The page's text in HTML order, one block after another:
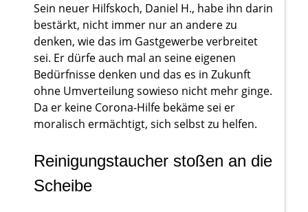
Sein neuer Hilfskoch, Daniel H., habe ihn darin
bestärkt, nicht immer nur an andere zu
denken, wie das im Gastgewerbe verbreitet
sei. Er dürfe auch mal an seine eigenen
Bedürfnisse denken und das es in Zukunft
ohne Umverteilung sowieso nicht mehr ginge.
Da er keine Corona-Hilfe bekäme sei er
moralisch ermächtigt, sich selbst zu helfen.
Reinigungstaucher stoßen an die
Scheibe